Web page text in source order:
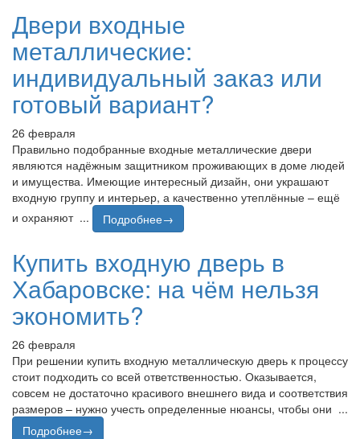
Двери входные
металлические:
индивидуальный заказ или
готовый вариант?
26 февраля
Правильно подобранные входные металлические двери
являются надёжным защитником проживающих в доме людей
и имущества. Имеющие интересный дизайн, они украшают
входную группу и интерьер, а качественно утеплённые – ещё
и охраняют ...
Подробнее→
Купить входную дверь в
Хабаровске: на чём нельзя
экономить?
26 февраля
При решении купить входную металлическую дверь к процессу
стоит подходить со всей ответственностью. Оказывается,
совсем не достаточно красивого внешнего вида и соответствия
размеров – нужно учесть определенные нюансы, чтобы они ...
Подробнее→